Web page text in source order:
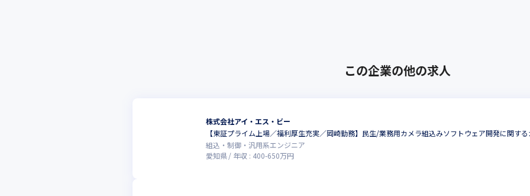
この企業の他の求人
株式会社アイ・エス・ビー
【東証プライム上場／福利厚生充実／岡崎勤務】民生/業務用カメラ組込みソフトウェア開発に関す
組込・制御・汎用系エンジニア
愛知県
年収 : 400-650万円